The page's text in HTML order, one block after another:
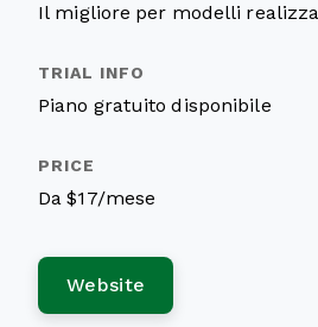
Il migliore per modelli
Piano gratuito disponibile
Da $17/mese
Website